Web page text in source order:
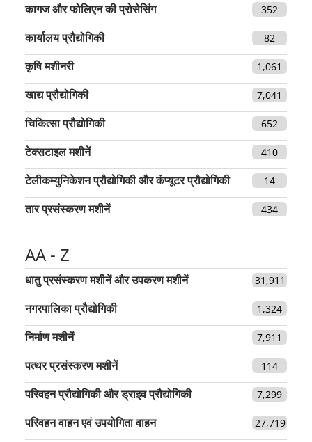
कागज और फोलिएन की प्रोसेसिंग 352
कार्यालय प्रौद्योगिकी 82
कृषि मशीनरी 1,061
खाद्य प्रौद्योगिकी 7,041
चिकित्सा प्रौद्योगिकी 652
टेक्सटाइल मशीनें 410
टेलीकम्युनिकेशन प्रौद्योगिकी और कंप्यूटर प्रौद्योगिकी 14
तार प्रसंस्करण मशीनें 434
AA - Z
धातु प्रसंस्करण मशीनें और उपकरण मशीनें 31,911
नगरपालिका प्रौद्योगिकी 1,324
निर्माण मशीनें 7,911
पत्थर प्रसंस्करण मशीनें 114
परिवहन प्रौद्योगिकी और ड्राइव प्रौद्योगिकी 7,299
परिवहन वाहन एवं उपयोगिता वाहन 27,719